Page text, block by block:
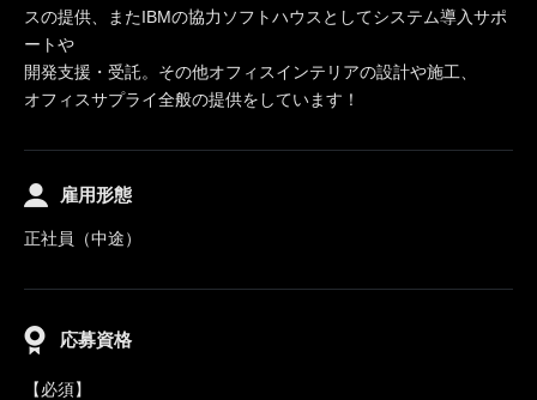
スの提供、またIBMの協力ソフトハウスとしてシステム導入サポ
ートや
開発支援・受託。その他オフィスインテリアの設計や施工、
オフィスサプライ全般の提供をしています！
雇用形態
正社員（中途）
応募資格
【必須】